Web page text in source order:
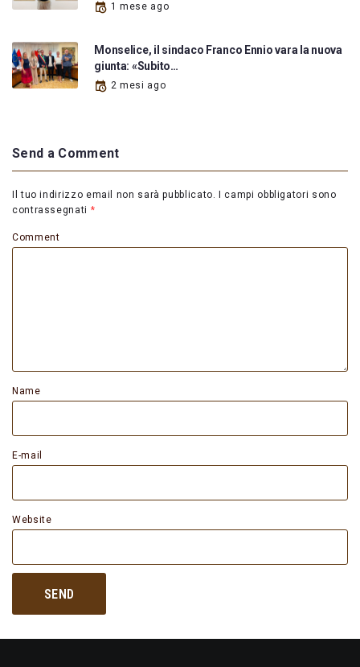
1 mese ago
Monselice, il sindaco Franco Ennio vara la nuova
giunta: «Subito…
2 mesi ago
Send a Comment
Il tuo indirizzo email non sarà pubblicato.
I campi obbligatori sono
contrassegnati *
Comment
Name
E-mail
Website